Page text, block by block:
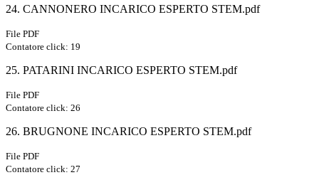
24. CANNONERO INCARICO ESPERTO STEM.pdf
File PDF
Contatore click: 19
25. PATARINI INCARICO ESPERTO STEM.pdf
File PDF
Contatore click: 26
26. BRUGNONE INCARICO ESPERTO STEM.pdf
File PDF
Contatore click: 27